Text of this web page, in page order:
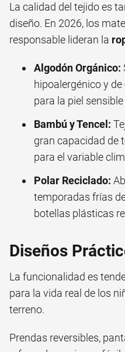
La calidad del tejido es
diseño. En 2026, los
responsable lideran la
Algodón Orgánico:
hipoalergénico y
para la piel
Bambú y Tencel:
gran capacidad de
para el variable
Polar Reciclado:
temporadas frías
botellas plásticas
Diseños
La funcionalidad es
para la vida real de los
terreno.
Prendas reversibles,